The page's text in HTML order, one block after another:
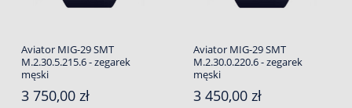
Aviator MIG-29 SMT
M.2.30.5.215.6 - zegarek
męski
3 750,00 zł
Aviator MIG-29 SMT
M.2.30.0.220.6 - zegarek
męski
3 450,00 zł